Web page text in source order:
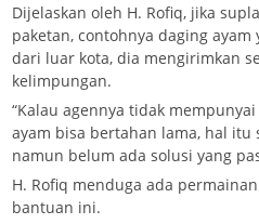
Dijelaskan oleh H. Rofiq, jika
paketan, contohnya daging
dari luar kota, dia mengirimkan
kelimpungan.
“Kalau agennya tidak
ayam bisa bertahan lama, hal itu
namun belum ada solusi yang
H. Rofiq menduga ada
bantuan ini.